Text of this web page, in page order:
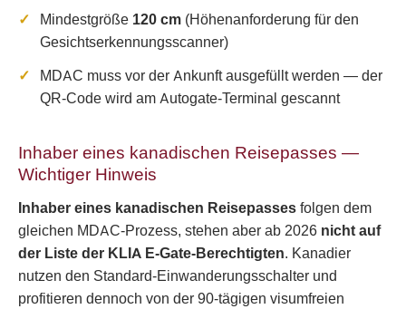
Mindestgröße 120 cm (Höhenanforderung für den
Gesichtserkennungsscanner)
MDAC muss vor der Ankunft ausgefüllt werden — der
QR-Code wird am Autogate-Terminal gescannt
Inhaber eines kanadischen Reisepasses —
Wichtiger Hinweis
Inhaber eines kanadischen Reisepassesfolgen dem
gleichen MDAC-Prozess, stehen aber ab 2026 nicht auf
der Liste der KLIA E-Gate-Berechtigten. Kanadier
nutzen den Standard-Einwanderungsschalter und
profitieren dennoch von der 90-tägigen visumfreien